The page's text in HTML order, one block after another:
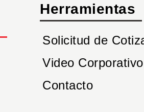
Herramientas
Solicitud de
Video Corporativo
Contacto